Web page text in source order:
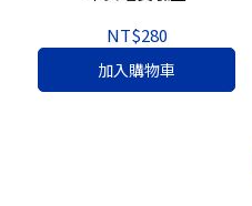
NT$280
加入購物車